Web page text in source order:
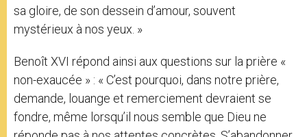
sa gloire, de son dessein d’amour, souvent
mystérieux à nos yeux. »
Benoît XVI répond ainsi aux questions sur la prière «
non-exaucée » : « C’est pourquoi, dans notre prière,
demande, louange et remerciement devraient se
fondre, même lorsqu’il nous semble que Dieu ne